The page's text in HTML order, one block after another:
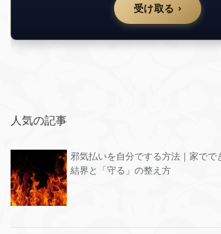
受け取る ›
人気の記事
邪気払いを自分でする方法｜家でで
結界と「守る」の整え方